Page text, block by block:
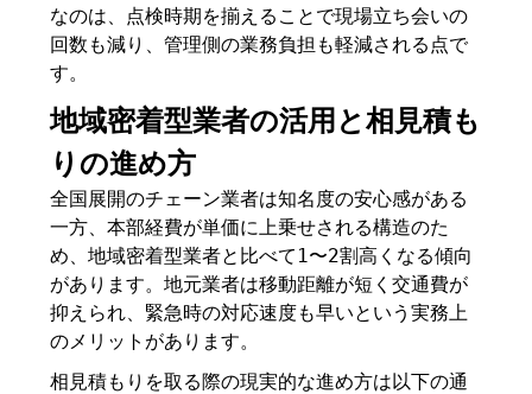
なのは、点検時期を揃えることで現場立ち会いの
回数も減り、管理側の業務負担も軽減される点で
す。
地域密着型業者の活用と相見積も
りの進め方
全国展開のチェーン業者は知名度の安心感がある
一方、本部経費が単価に上乗せされる構造のた
め、地域密着型業者と比べて1〜2割高くなる傾向
があります。地元業者は移動距離が短く交通費が
抑えられ、緊急時の対応速度も早いという実務上
のメリットがあります。
相見積もりを取る際の現実的な進め方は以下の通